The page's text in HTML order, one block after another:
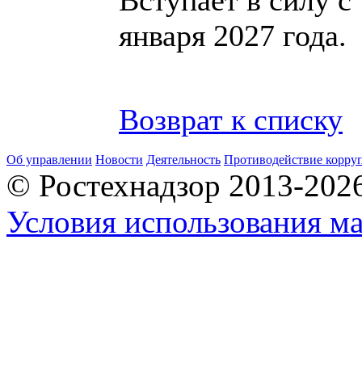
января 2027 года.
Возврат к списку
Об управлении Новости Деятельность Противодействие
© Ростехнадзор 2013-
Условия использования